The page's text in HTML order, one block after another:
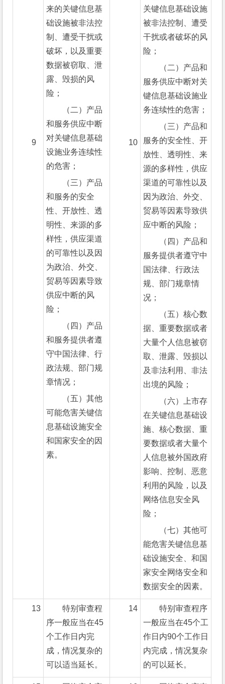
9
来的关键信息基
础设施被非法控
制、遭受干扰或
破坏，以及重要
数据被窃取、泄
露、毁损的风
险；
（二）产品
和服务供应中断
对关键信息基础
设施业务连续性
的危害；
（三）产品
和服务的安全
性、开放性、透
明性、来源的多
样性，供应渠道
的可靠性以及因
为政治、外交、
贸易等因素导致
供应中断的风
险；
（四）产品
和服务提供者遵
守中国法律、行
政法规、部门规
章情况；
（五）其他
可能危害关键信
息基础设施安全
和国家安全的因
素。
10
关键信息基础设施
被非法控制、遭受
干扰或者破坏的风
险；
（二）产品和
服务供应中断对关
键信息基础设施业
务连续性的危害；
（三）产品和
服务的安全性、开
放性、透明性、来
源的多样性，供应
渠道的可靠性以及
因为政治、外交、
贸易等因素导致供
应中断的风险；
（四）产品和
服务提供者遵守中
国法律、行政法
规、部门规章情
况；
（五）核心数
据、重要数据或者
大量个人信息被窃
取、泄露、毁损以
及非法利用、非法
出境的风险；
（六）上市存
在关键信息基础设
施、核心数据、重
要数据或者大量个
人信息被外国政府
影响、控制、恶意
利用的风险，以及
网络信息安全风
险；
（七）其他可
能危害关键信息基
础设施安全、和国
家安全网络安全和
数据安全的因素。
13
特别审查程
序一般应当在45
个工作日内完
成，情况复杂的
可以适当延长。
14
特别审查程序
一般应当在45个工
作日内90个工作日
内完成，情况复杂
的可以延长。